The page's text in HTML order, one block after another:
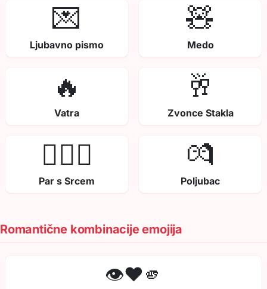
💌
Ljubavno pismo
🧸
Medo
🔥
Vatra
🥂
Zvonce Stakla
👩‍❤️‍👨
Par s Srcem
💏
Poljubac
Romantične kombinacije emojija
👁️❤️🫵